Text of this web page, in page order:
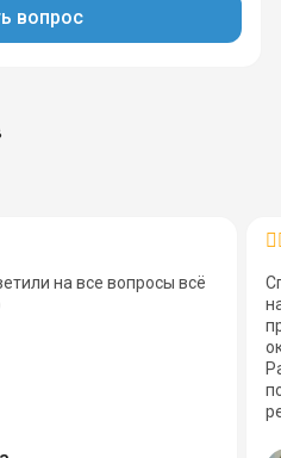
вопрос
на все вопросы всё